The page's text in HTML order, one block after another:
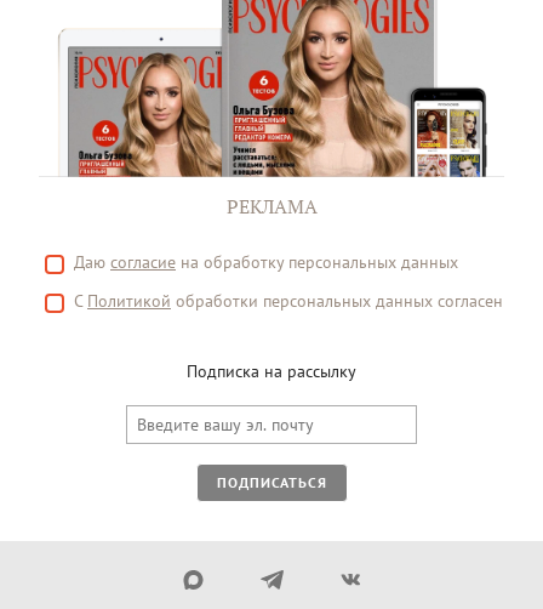
РЕКЛАМА
Даю согласие на обработку персональных данных
С Политикой обработки персональных данных согласен
Подписка на рассылку
ПОДПИСАТЬСЯ